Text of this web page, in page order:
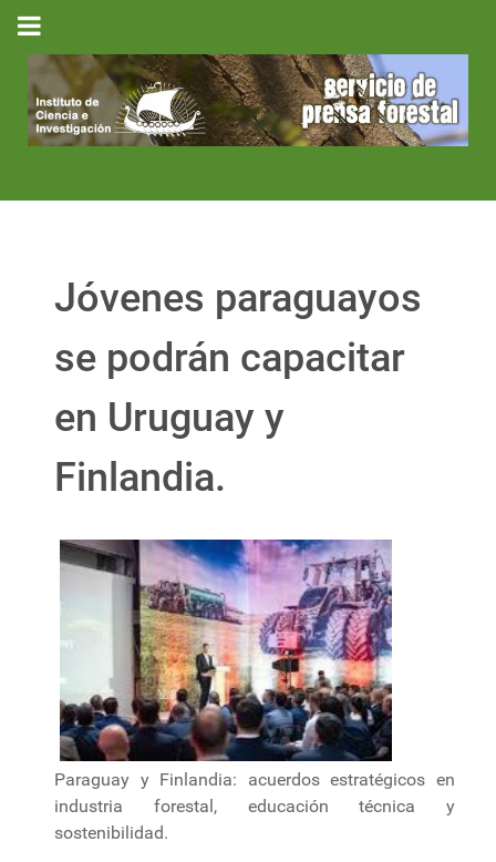
Jóvenes paraguayos
se podrán capacitar
en Uruguay y
Finlandia.
Paraguay y Finlandia: acuerdos estratégicos en
industria forestal, educación técnica y
sostenibilidad.